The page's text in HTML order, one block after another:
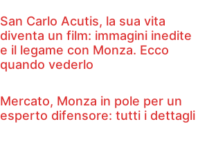
San Carlo Acutis, la sua vita
diventa un film: immagini inedite
e il legame con Monza. Ecco
quando vederlo
Mercato, Monza in pole per un
esperto difensore: tutti i dettagli